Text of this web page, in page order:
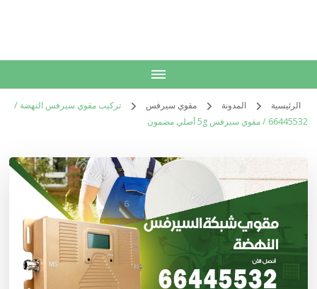
الرئيسية المدونة مقوي سيرفس
تركيب مقوي سيرفس النهضة /
66445532 / مقوي سيرفس 5g أصلي مضمون